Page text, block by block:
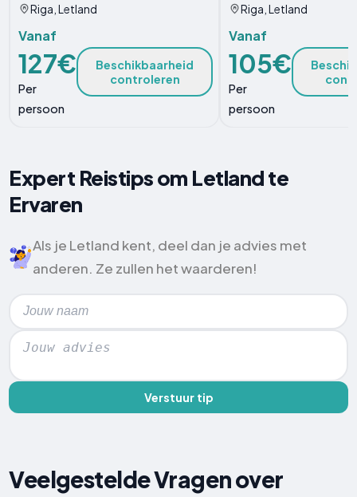
Riga, Letland
Vanaf
127€
Per
persoon
Beschikbaarheid
controleren
Riga, Letland
Vanaf
105€
Per
persoon
Expert Reistips om Letland te
Ervaren
Als je Letland kent, deel dan je advies met
anderen. Ze zullen het waarderen!
Verstuur tip
Veelgestelde Vragen over